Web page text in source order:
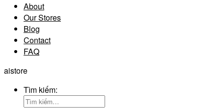
About
Our Stores
Blog
Contact
FAQ
aistore
Tìm kiếm: